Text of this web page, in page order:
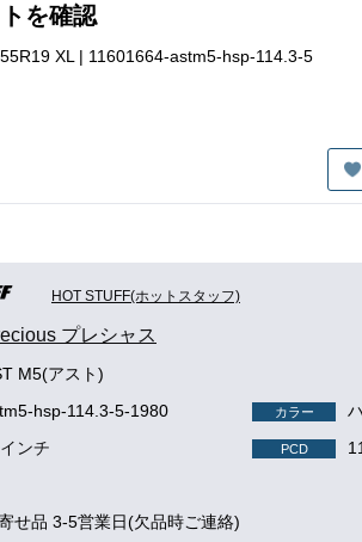
を確認
XL | 11601664-astm5-hsp-114.3-5
HOT STUFF(ホットスタッフ)
プレシャス
M5(アスト)
hsp-114.3-5-1980 カラー
ンチ PCD
せ品 3-5営業日(欠品時ご連絡)